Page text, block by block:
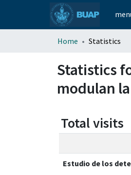
Home Statistics
Statistics
modulan
Total visits
Estudio de los